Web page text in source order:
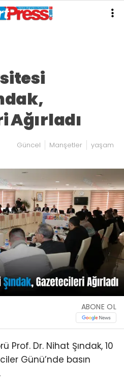
Ağırladı
Güncel Manşetler yaşam
ABONE OL
Prof. Dr. Nihat Şındak, 10
Günü’nde basın